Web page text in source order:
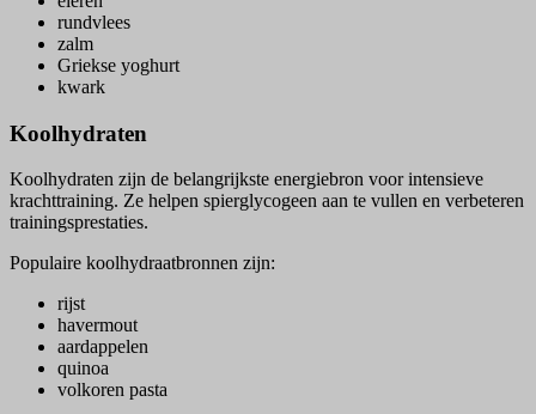
rundvlees
zalm
Griekse yoghurt
kwark
Koolhydraten
Koolhydraten zijn de belangrijkste energiebron voor intensieve
krachttraining. Ze helpen spierglycogeen aan te vullen en verbeteren
trainingsprestaties.
Populaire koolhydraatbronnen zijn:
rijst
havermout
aardappelen
quinoa
volkoren pasta